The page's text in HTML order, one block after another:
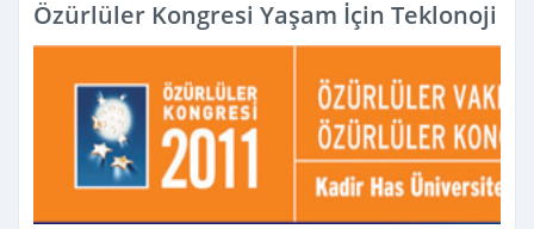
Özürlüler Kongresi Yaşam İçin Teklonoji